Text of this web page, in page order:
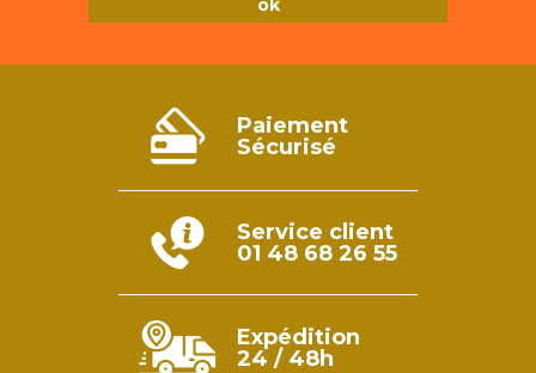
Paiement
Sécurisé
Service client
01 48 68 26 55
Expédition
24 / 48h